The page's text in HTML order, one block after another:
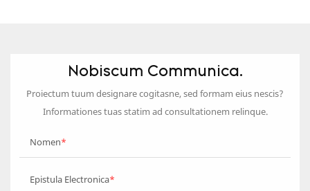
Nobiscum Communica.
Proiectum tuum designare cogitasne, sed formam eius nescis?
Informationes tuas statim ad consultationem relinque.
Nomen
Epistula Electronica